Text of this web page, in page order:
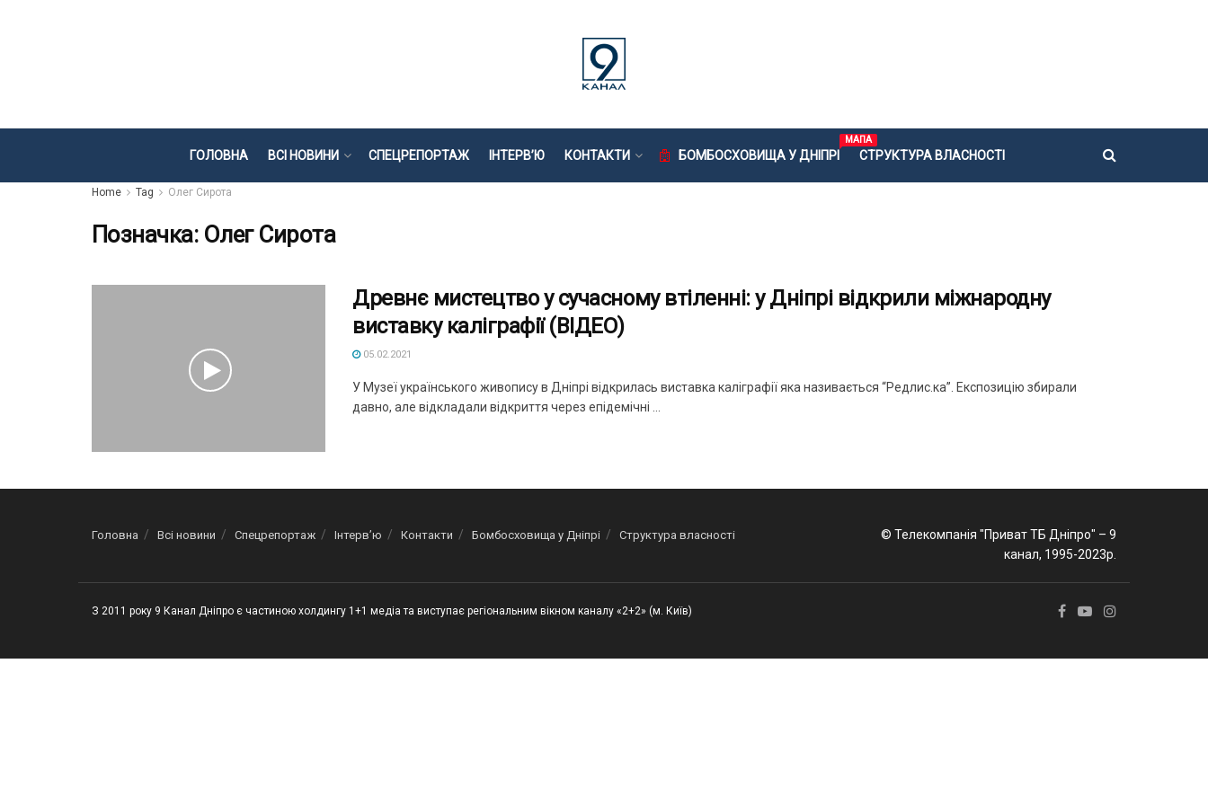
ГОЛОВНА ВСІ НОВИНИ СПЕЦРЕПОРТАЖ ІНТЕРВ’Ю КОНТАКТИ БОМБОСХОВИЩА У ДНІПРІ
МАПА
СТРУКТУРА ВЛАСНОСТІ
Home Tag Олег Сирота
Позначка: Олег Сирота
Древнє мистецтво у сучасному втіленні: у Дніпрі відкрили міжнародну
виставку каліграфії (ВІДЕО)
05.02.2021
У Музеї українського живопису в Дніпрі відкрилась виставка каліграфії яка називається “Редлис.ка”. Експозицію збирали
давно, але відкладали відкриття через епідемічні ...
Головна Всі новини Спецрепортаж Інтерв’ю Контакти Бомбосховища у Дніпрі Структура власності
© Телекомпанія "Приват ТБ Дніпро" – 9
канал, 1995-2023р.
З 2011 року 9 Канал Дніпро є частиною холдингу 1+1 медіа та виступає регіональним вікном каналу «2+2» (м. Київ)